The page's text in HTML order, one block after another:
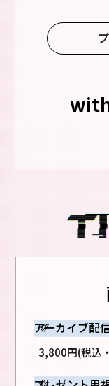
アーカイブ配
3,800円(税込